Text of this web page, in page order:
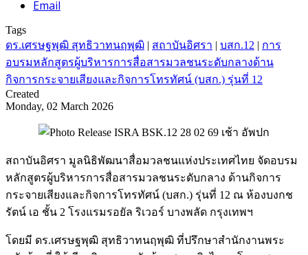
Email
Tags
ดร.เศรษฐพุฒิ สุทธิวาทนฤพุฒิ | สถาบันอิศรา | บสก.12 | การ
อบรมหลักสูตรผู้บริหารการสื่อสารมวลชนระดับกลางด้าน
กิจการกระจายเสียงและกิจการโทรทัศน์ (บสก.) รุ่นที่ 12
Created
Monday, 02 March 2026
สถาบันอิศรา มูลนิธิพัฒนาสื่อมวลชนแห่งประเทศไทย จัดอบรม
หลักสูตรผู้บริหารการสื่อสารมวลชนระดับกลาง ด้านกิจการ
กระจายเสียงและกิจการโทรทัศน์ (บสก.) รุ่นที่ 12 ณ ห้องบงกช
รัตน์ เอ ชั้น 2 โรงแรมรอยัล ริเวอร์ บางพลัด กรุงเทพฯ
โดยมี ดร.เศรษฐพุฒิ สุทธิวาทนฤพุฒิ ที่ปรึกษาสำนักงานพระ